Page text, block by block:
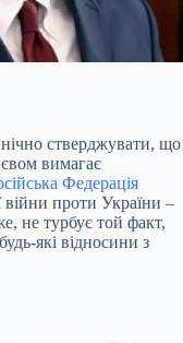
стверджувати, що
вимагає
Федерація
війни проти України –
не турбує той факт,
які відносини з